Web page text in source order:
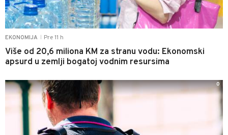
EKONOMIJA Pre 11 h
Više od 20,6 miliona KM za stranu vodu: Ekonomski
apsurd u zemlji bogatoj vodnim resursima
0